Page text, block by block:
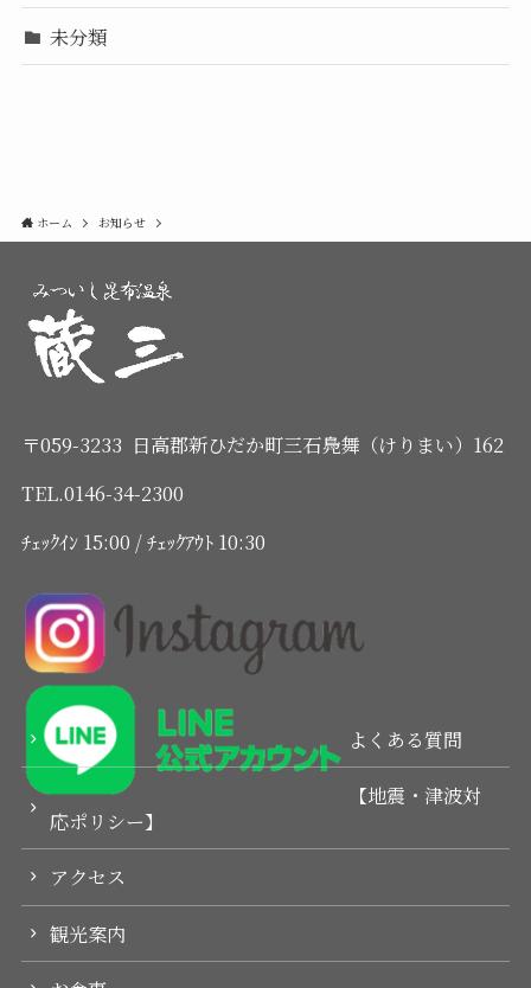
未分類
ホーム お知らせ
〒059-3233 日高郡新ひだか町三石鳧舞（けりまい）162
TEL.0146-34-2300
ﾁｪｯｸｲﾝ 15:00 / ﾁｪｯｸｱｳﾄ 10:30
よくある質問
【地震・津波対
応ポリシー】
アクセス
観光案内